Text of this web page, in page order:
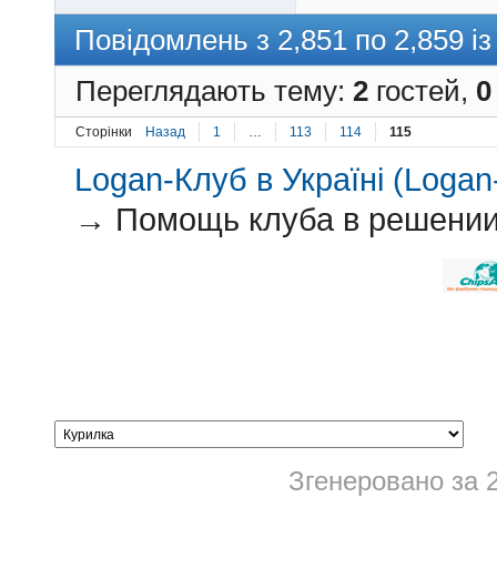
Повідомлень з 2,851 по 2,859
Переглядають тему: 2 гостей, 0
Сторінки Назад 1 113 114 115
Logan-Клуб в Україні
→ Помощь клуба в
Згенеровано за